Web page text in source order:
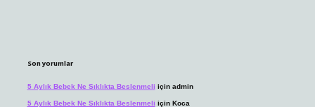
Son yorumlar
5 Aylık Bebek Ne Sıklıkta Beslenmeli için admin
5 Aylık Bebek Ne Sıklıkta Beslenmeli için Koca